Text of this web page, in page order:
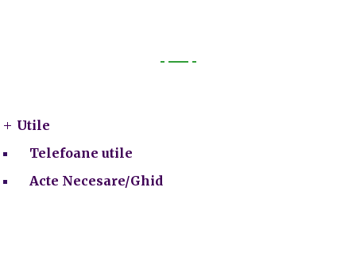
Utile
Telefoane utile
Acte Necesare/Ghid